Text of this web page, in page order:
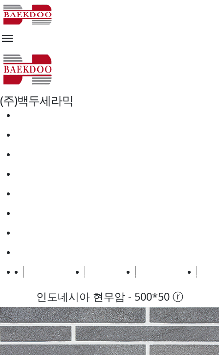
(주)백두세라믹
홈
인도네시아 현무암 - 500*50 ⓡ